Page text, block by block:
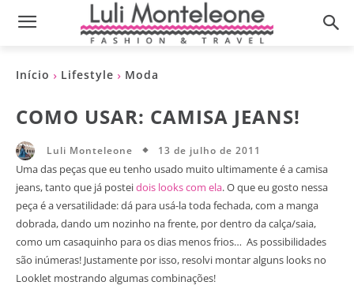
Início Lifestyle Moda
COMO USAR: CAMISA JEANS!
Luli Monteleone 13 de julho de 2011
Uma das peças que eu tenho usado muito ultimamente é a camisa
jeans, tanto que já posteidois looks com ela. O que eu gosto nessa
peça é a versatilidade: dá para usá-la toda fechada, com a manga
dobrada, dando um nozinho na frente, por dentro da calça/saia,
como um casaquinho para os dias menos frios… As possibilidades
são inúmeras! Justamente por isso, resolvi montar alguns looks no
Looklet mostrando algumas combinações!